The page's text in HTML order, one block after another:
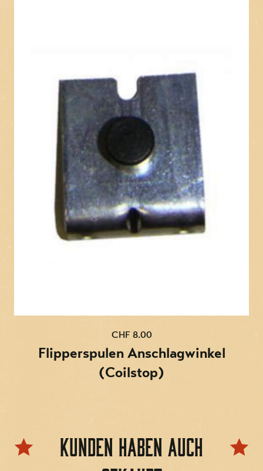
JJP 30-000021-00
JJP 30-0021-00
Williams: 03-7357
Williams: 3A-7357
CHF 8.00
Flipperspulen Anschlagwinkel
(Coilstop)
Kunden haben auch